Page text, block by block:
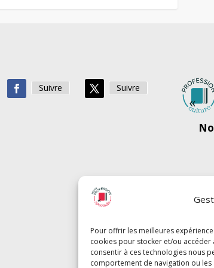
Pour offrir les meilleures
cookies pour stocker et/ou
consentir à ces technologies nous
comportement de navigation ou les
Suivre Suivre